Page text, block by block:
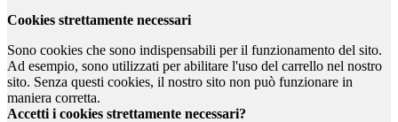
Cookies strettamente necessari
Sono cookies che sono indispensabili per il funzionamento del sito.
Ad esempio, sono utilizzati per abilitare l'uso del carrello nel nostro
sito. Senza questi cookies, il nostro sito non può funzionare in
maniera corretta.
Accetti i cookies strettamente necessari?